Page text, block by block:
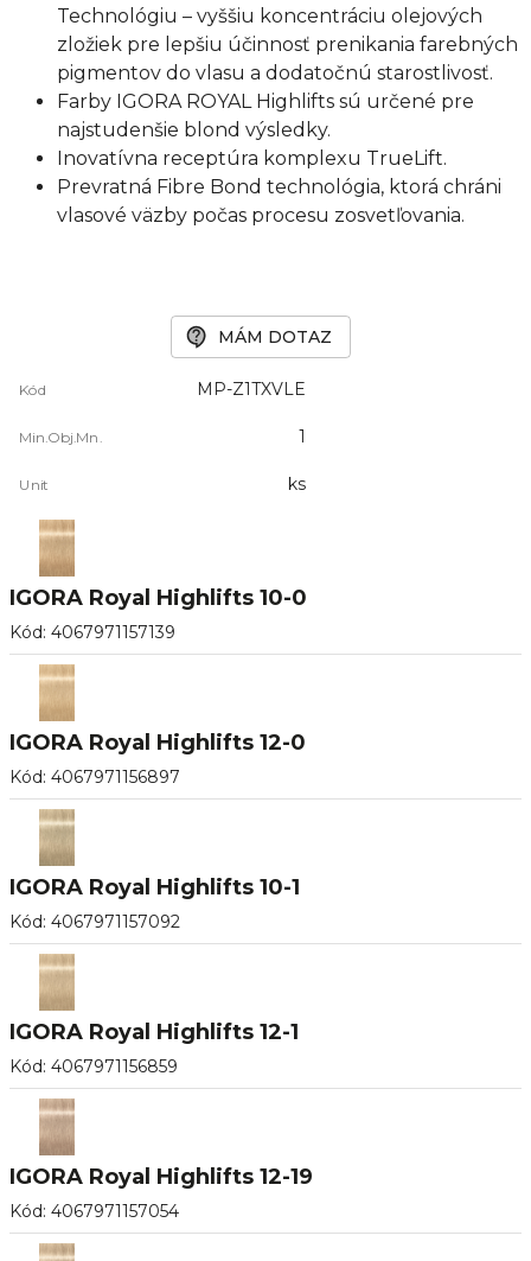
Kód MP-Z1TXVLE
Min.Obj.Mn. 1
Unit ks
Technológiu – vyššiu koncentráciu olejových
zložiek pre lepšiu účinnosť prenikania farebných
pigmentov do vlasu a dodatočnú starostlivosť.
Farby IGORA ROYAL Highlifts sú určené pre
najstudenšie blond výsledky.
Inovatívna receptúra komplexu TrueLift.
Prevratná Fibre Bond technológia, ktorá chráni
vlasové väzby počas procesu zosvetľovania.
MÁM DOTAZ
IGORA Royal Highlifts 10-0
Kód: 4067971157139
IGORA Royal Highlifts 12-0
Kód: 4067971156897
IGORA Royal Highlifts 10-1
Kód: 4067971157092
IGORA Royal Highlifts 12-1
Kód: 4067971156859
IGORA Royal Highlifts 12-19
Kód: 4067971157054